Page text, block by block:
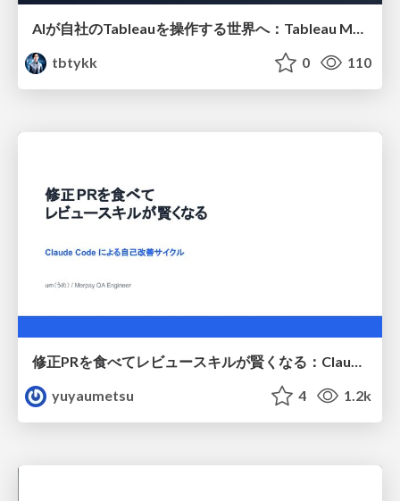
AIが自社のTableauを操作する世界へ：Tableau MCP超入門
tbtykk
0 110
yuyaumetsu
4 1.2k